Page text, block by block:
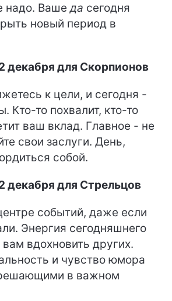
надо. Ваше да сегодня
новый период в
декабря для Скорпионов
к цели, и сегодня -
Кто-то похвалит, кто-то
ваш вклад. Главное - не
свои заслуги. День,
собой.
декабря для Стрельцов
событий, даже если
Энергия сегодняшнего
вдохновить других.
и чувство юмора
в важном